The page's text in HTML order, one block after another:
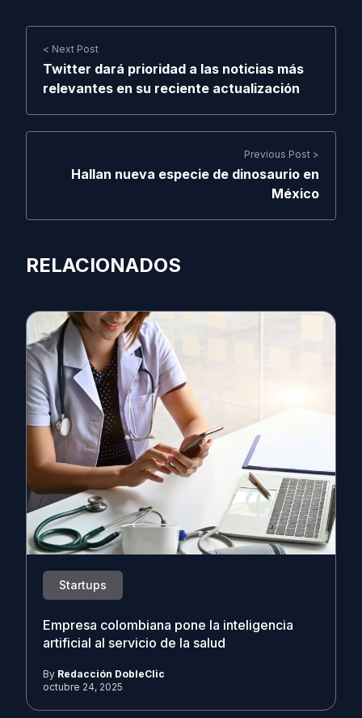
< Next Post
Twitter dará prioridad a las noticias más
relevantes en su reciente actualización
Previous Post >
Hallan nueva especie de dinosaurio en
México
RELACIONADOS
Startups
Empresa colombiana pone la inteligencia
artificial al servicio de la salud
By Redacción DobleClic
octubre 24, 2025